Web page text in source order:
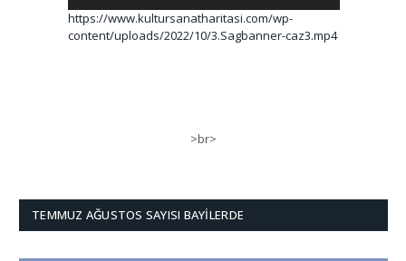
https://www.kultursanatharitasi.com/wp-
content/uploads/2022/10/3.Sagbanner-caz3.mp4
>br>
TEMMUZ AĞUSTOS SAYISI BAYILERDE